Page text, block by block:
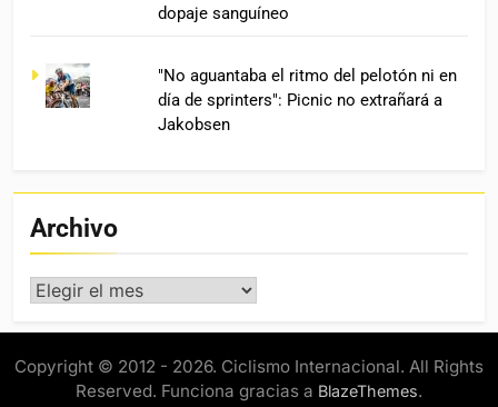
dopaje sanguíneo
"No aguantaba el ritmo del pelotón ni en
día de sprinters": Picnic no extrañará a
Jakobsen
Archivo
Archivo
Copyright © 2012 - 2026. Ciclismo Internacional. All Rights
Reserved. Funciona gracias a BlazeThemes.